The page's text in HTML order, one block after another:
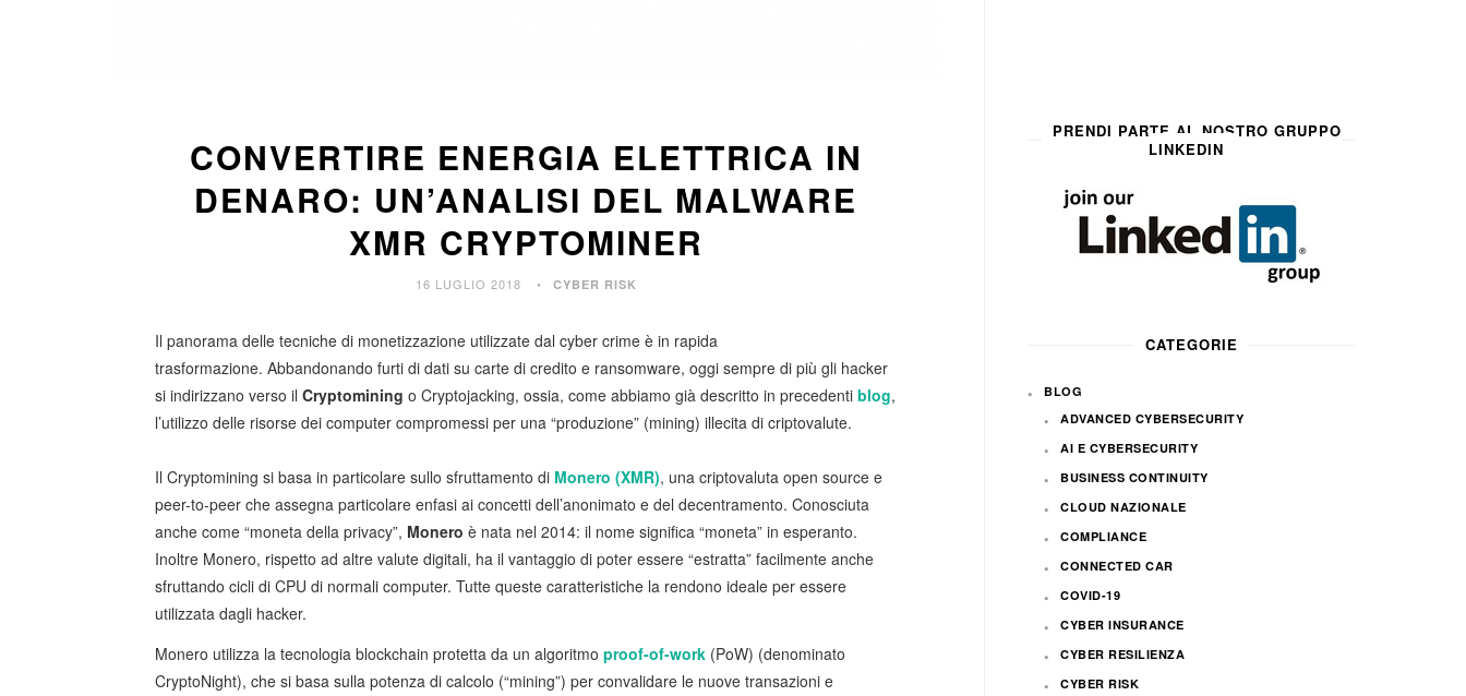
CONVERTIRE ENERGIA ELETTRICA IN
DENARO: UN’ANALISI DEL MALWARE
XMR CRYPTOMINER
16 LUGLIO 2018 CYBER RISK
Il panorama delle tecniche di monetizzazione utilizzate dal cyber crime è in rapida
trasformazione. Abbandonando furti di dati su carte di credito e ransomware, oggi sempre di più gli hacker
si indirizzano verso il Cryptomining o Cryptojacking, ossia, come abbiamo già descritto in precedenti blog,
l’utilizzo delle risorse dei computer compromessi per una “produzione” (mining) illecita di criptovalute.
Il Cryptomining si basa in particolare sullo sfruttamento di Monero (XMR), una criptovaluta open source e
peer-to-peer che assegna particolare enfasi ai concetti dell’anonimato e del decentramento. Conosciuta
anche come “moneta della privacy”, Monero è nata nel 2014: il nome significa “moneta” in esperanto.
Inoltre Monero, rispetto ad altre valute digitali, ha il vantaggio di poter essere “estratta” facilmente anche
sfruttando cicli di CPU di normali computer. Tutte queste caratteristiche la rendono ideale per essere
utilizzata dagli hacker.
Monero utilizza la tecnologia blockchain protetta da un algoritmo proof-of-work (PoW) (denominato
CryptoNight), che si basa sulla potenza di calcolo (“mining”) per convalidare le nuove transazioni e
PRENDI PARTE AL NOSTRO GRUPPO
LINKEDIN
CATEGORIE
BLOG
ADVANCED CYBERSECURITY
AI E CYBERSECURITY
BUSINESS CONTINUITY
CLOUD NAZIONALE
COMPLIANCE
CONNECTED CAR
COVID-19
CYBER INSURANCE
CYBER RESILIENZA
CYBER RISK